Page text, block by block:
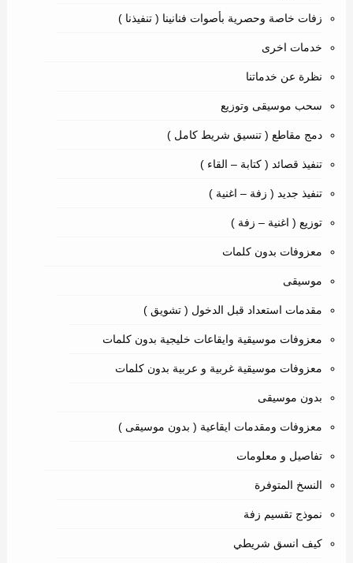
زفات خاصة وحصرية بأصوات فنانينا ( تنفيذنا )
خدمات اخرى
نظرة عن خدماتنا
سحب موسيقى وتوزيع
دمج مقاطع ( تنسيق شريط كامل )
تنفيذ قصائد ( كتابة – القاء )
تنفيذ جديد ( زفة – اغنية )
توزيع ( اغنية – زفة )
معزوفات بدون كلمات
موسيقى
مقدمات استعداد قبل الدخول ( تشويق )
معزوفات موسيقية وايقاعات خليجية بدون كلمات
معزوفات موسيقية غربية و عربية بدون كلمات
بدون موسيقى
معزوفات ومقدمات ايقاعية ( بدون موسيقى )
تفاصيل و معلومات
النسخ المتوفرة
نموذج تقسيم زفة
كيف انسق شريطي